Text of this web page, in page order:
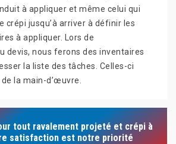
à appliquer et même celui qui
crépi jusqu’à arriver à définir les
à appliquer. Lors de
devis, nous ferons des inventaires
la liste des tâches. Celles-ci
la main-d’œuvre.
tout ravalement projeté et crépi à
satisfaction est notre priorité